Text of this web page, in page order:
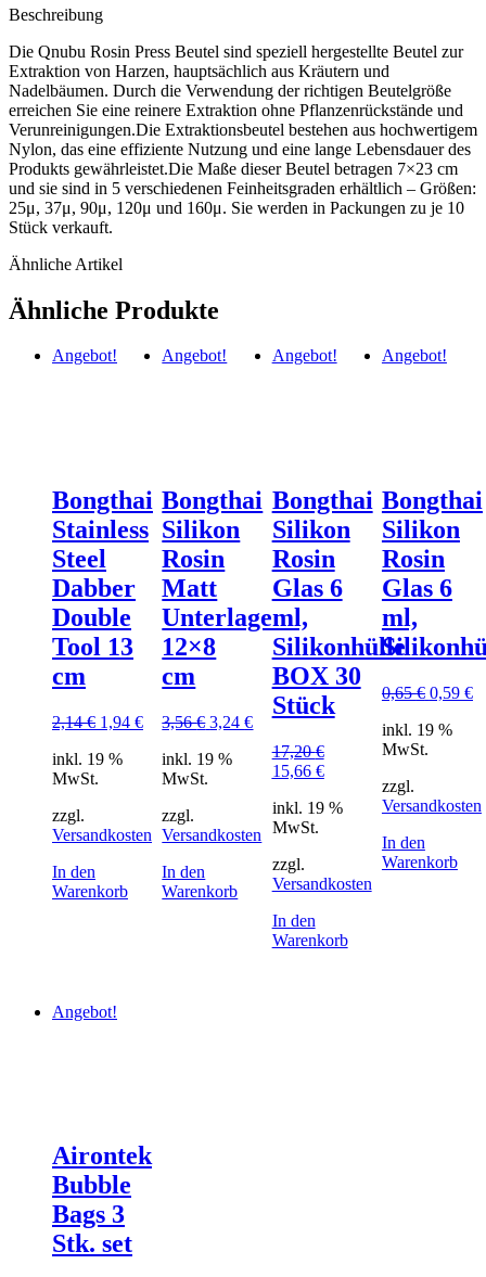
Mikron,
Stk.
Menge
Beschreibung
Die Qnubu Rosin Press Beutel sind speziell hergestellte Beutel zur
Extraktion von Harzen, hauptsächlich aus Kräutern und
Nadelbäumen. Durch die Verwendung der richtigen Beutelgröße
erreichen Sie eine reinere Extraktion ohne Pflanzenrückstände und
Verunreinigungen.Die Extraktionsbeutel bestehen aus hochwertigem
Nylon, das eine effiziente Nutzung und eine lange Lebensdauer des
Produkts gewährleistet.Die Maße dieser Beutel betragen 7×23 cm
und sie sind in 5 verschiedenen Feinheitsgraden erhältlich – Größen:
25μ, 37μ, 90μ, 120μ und 160μ. Sie werden in Packungen zu je 10
Stück verkauft.
Ähnliche Artikel
Ähnliche Produkte
Angebot!
Bongthai
Stainless
Steel
Dabber
Double
Tool 13
cm
2,14€ Ursprünglicher
war:
1,94 €Aktueller
1,94 €.
inkl. 19 %
MwSt.
zzgl.
Versandkosten
In den
Warenkorb
Angebot!
Bongthai
Silikon
Rosin
Matt
Unterlage
12×8
cm
3,56€ Ursprünglicher
war:
3,24€Aktueller
ist:
3,24 €.
inkl. 19 %
MwSt.
zzgl.
Versandkosten
In den
Warenkorb
Angebot!
Bongthai
Silikon
Rosin
Glas 6
ml,
Silikonhülle
BOX 30
Stück
17,20€
Ursprünglicher
war:
17,20 €
15,66 €Aktueller
ist:
inkl. 19 %
MwSt.
zzgl.
Versandkosten
In den
Warenkorb
Angebot!
Bongthai
Silikon
Rosin
Glas 6
ml,
0,65€
war:
0,59 €
inkl. 19 %
MwSt.
zzgl.
Versandkosten
In den
Warenkorb
Angebot!
Airontek
Bubble
Bags 3
Stk. set